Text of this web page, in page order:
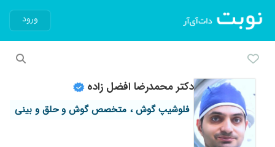
ورود
دکتر محمدرضا افضل زاده
فلوشیپ گوش ، متخصص گوش و حلق و بینی